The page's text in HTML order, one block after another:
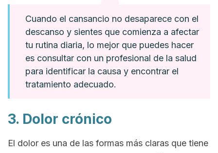
Cuando el cansancio no desaparece con el
descanso y sientes que comienza a afectar
tu rutina diaria, lo mejor que puedes hacer
es consultar con un profesional de la salud
para identificar la causa y encontrar el
tratamiento adecuado.
3. Dolor crónico
El dolor es una de las formas más claras que tiene